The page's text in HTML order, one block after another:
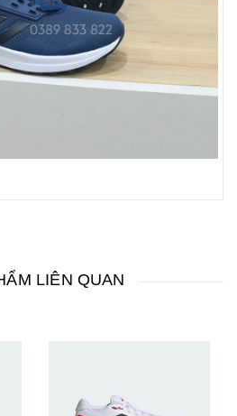
LIÊN QUAN